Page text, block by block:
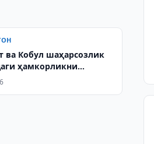
ва Кобул шаҳарсозлик
ҳамкорликни
қилишди